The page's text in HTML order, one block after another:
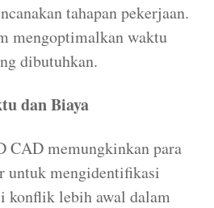
tahapan pekerjaan.
mengoptimalkan waktu
dibutuhkan.
dan Biaya
CAD memungkinkan para
untuk mengidentifikasi
konflik lebih awal dalam